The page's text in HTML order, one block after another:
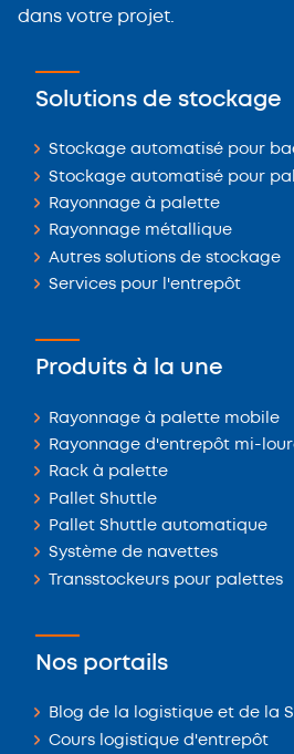
dans votre projet.
Solutions de stockage
Stockage automatisé pour
Stockage automatisé pour
Rayonnage à palette
Rayonnage métallique
Autres solutions de stockage
Services pour l'entrepôt
Produits à la une
Rayonnage à palette mobile
Rayonnage d'entrepôt mi-
Rack à palette
Pallet Shuttle
Pallet Shuttle automatique
Système de navettes
Transstockeurs pour palettes
Nos portails
Blog de la logistique et de la
Cours logistique d'entrepôt